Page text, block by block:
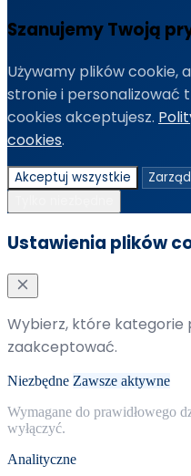
Szanujemy Twoją
Używamy plików cookie,
stronie i personalizować
cookies akceptujesz.
cookies.
Akceptuj wszystkie
Ustawienia plików
Wybierz, które kategorie
zaakceptować.
Niezbędne Zawsze aktywne
Wymagane do prawidłowego
wyłączyć.
Analityczne